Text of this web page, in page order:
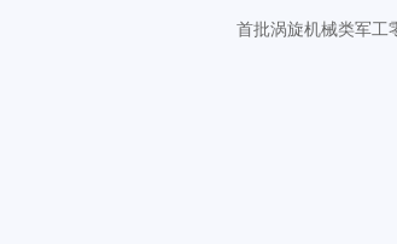
首批涡旋机械类军工